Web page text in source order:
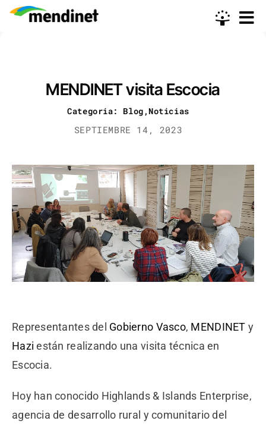
Skip
MENDINET visita Escocia
Categoria: Blog,Noticias
SEPTIEMBRE 14, 2023
Representantes del Gobierno Vasco, MENDINET y
Hazi están realizando una visita técnica en
Escocia.
Hoy han conocido Highlands & Islands Enterprise,
agencia de desarrollo rural y comunitario del